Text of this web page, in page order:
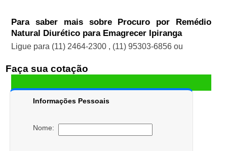
Para saber mais sobre Procuro por Remédio
Natural Diurético para Emagrecer Ipiranga
Ligue para (11) 2464-2300 , (11) 95303-6856 ou
Faça sua cotação
Informações Pessoais
Nome: